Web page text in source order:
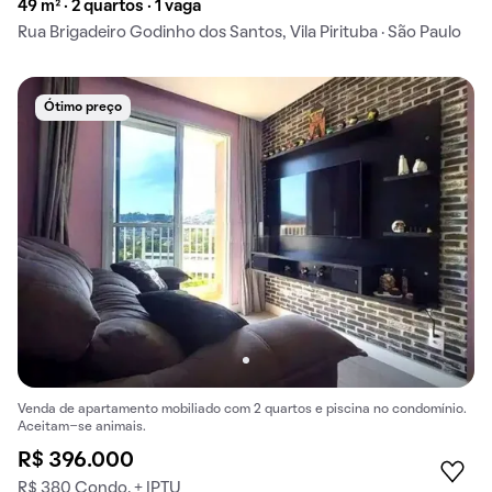
49 m² · 2 quartos · 1 vaga
Rua Brigadeiro Godinho dos Santos, Vila Pirituba · São Paulo
Ótimo preço
Venda de apartamento mobiliado com 2 quartos e piscina no condomínio.
Aceitam-se animais.
R$ 396.000